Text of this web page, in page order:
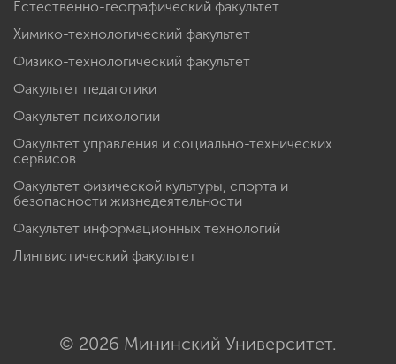
Естественно-географический факультет
Химико-технологический факультет
Физико-технологический факультет
Факультет педагогики
Факультет психологии
Факультет управления и социально-технических
сервисов
Факультет физической культуры, спорта и
безопасности жизнедеятельности
Факультет информационных технологий
Лингвистический факультет
© 2026 Мининский Университет.